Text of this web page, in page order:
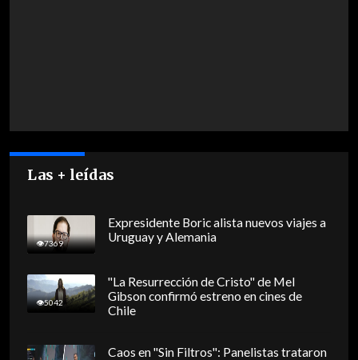
Las + leídas
7369
Expresidente Boric alista nuevos viajes a
Uruguay y Alemania
5042
"La Resurrección de Cristo" de Mel
Gibson confirmó estreno en cines de
Chile
Caos en "Sin Filtros": Panelistas trataron